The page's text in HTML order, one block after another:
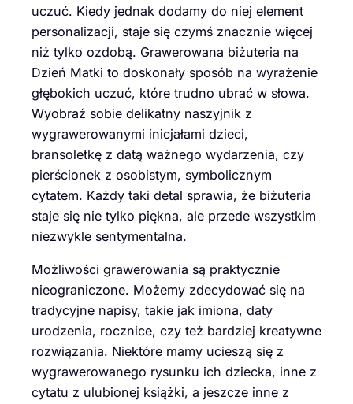
uczuć. Kiedy jednak dodamy do niej element
personalizacji, staje się czymś znacznie więcej
niż tylko ozdobą. Grawerowana biżuteria na
Dzień Matki to doskonały sposób na wyrażenie
głębokich uczuć, które trudno ubrać w słowa.
Wyobraź sobie delikatny naszyjnik z
wygrawerowanymi inicjałami dzieci,
bransoletkę z datą ważnego wydarzenia, czy
pierścionek z osobistym, symbolicznym
cytatem. Każdy taki detal sprawia, że biżuteria
staje się nie tylko piękna, ale przede wszystkim
niezwykle sentymentalna.
Możliwości grawerowania są praktycznie
nieograniczone. Możemy zdecydować się na
tradycyjne napisy, takie jak imiona, daty
urodzenia, rocznice, czy też bardziej kreatywne
rozwiązania. Niektóre mamy ucieszą się z
wygrawerowanego rysunku ich dziecka, inne z
cytatu z ulubionej książki, a jeszcze inne z